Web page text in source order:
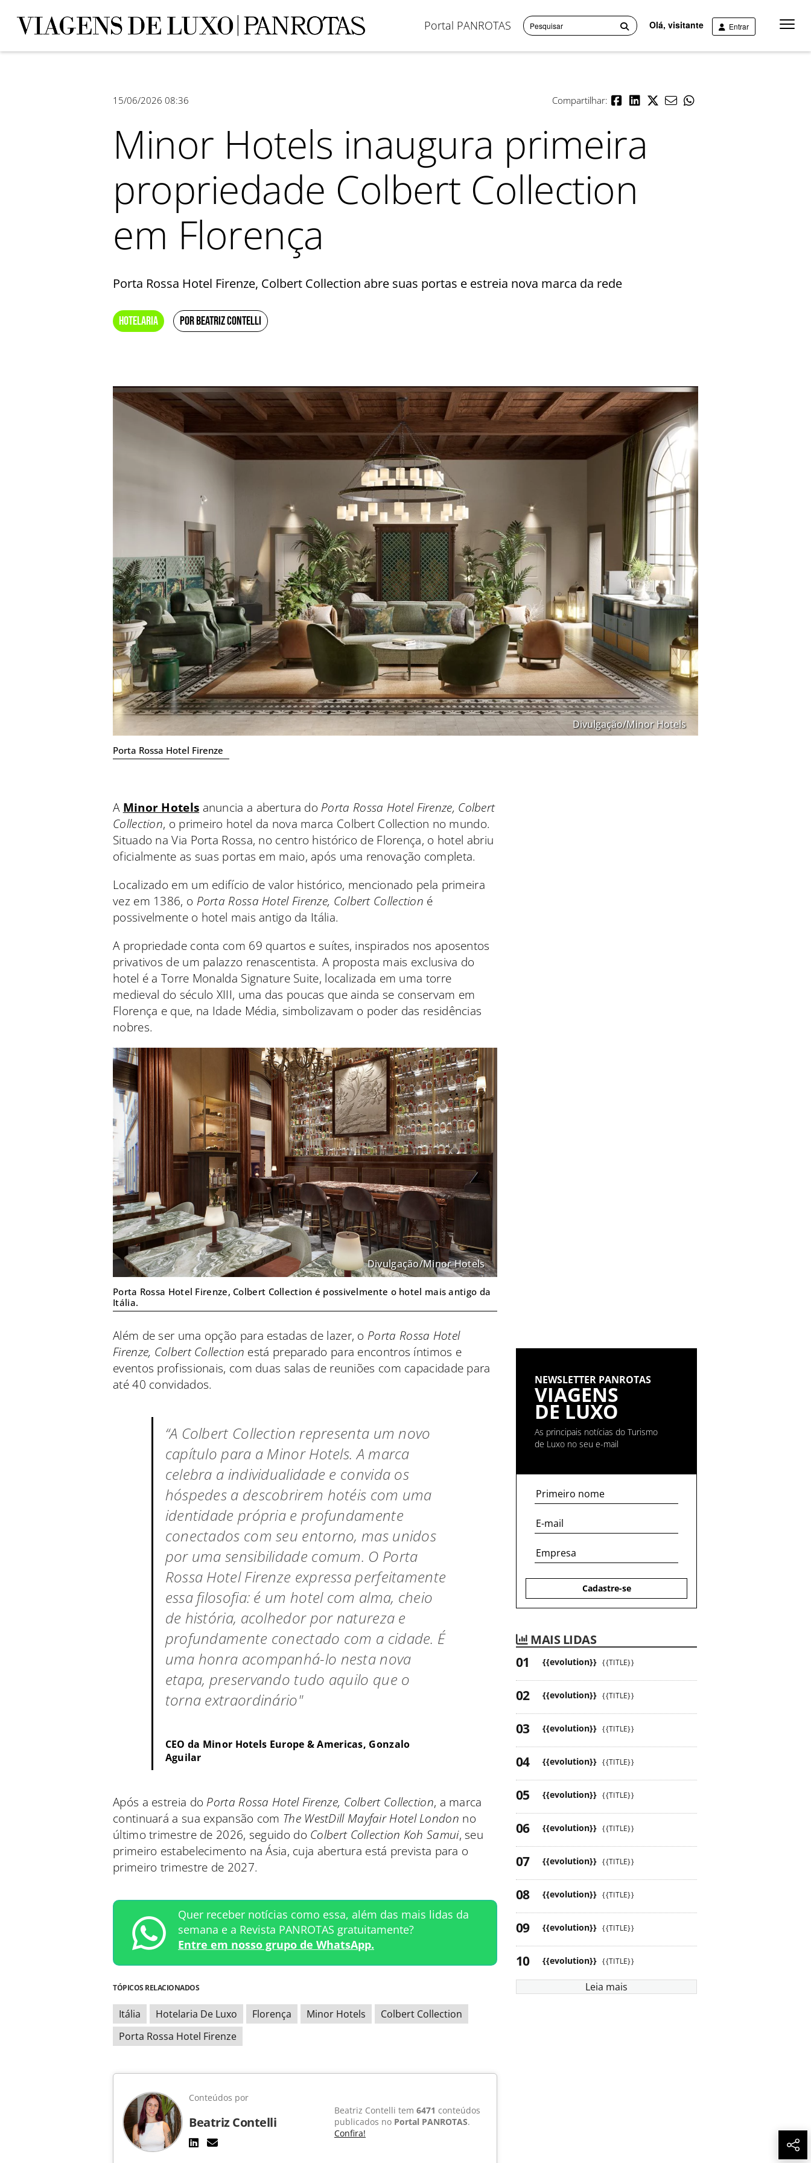
Portal PANROTAS Olá, visitante Entrar
Menu
15/06/2026 08:36 Compartilhar:
Minor Hotels inaugura primeira
propriedade Colbert Collection
em Florença
Porta Rossa Hotel Firenze, Colbert Collection abre suas portas e estreia nova marca da rede
HOTELARIA POR BEATRIZ CONTELLI
Divulgação/Minor Hotels
Porta Rossa Hotel Firenze
A Minor Hotels anuncia a abertura do Porta Rossa Hotel Firenze, Colbert
Collection, o primeiro hotel da nova marca Colbert Collection no mundo.
Situado na Via Porta Rossa, no centro histórico de Florença, o hotel abriu
oficialmente as suas portas em maio, após uma renovação completa.
Localizado em um edifício de valor histórico, mencionado pela primeira
vez em 1386, o Porta Rossa Hotel Firenze, Colbert Collection é
possivelmente o hotel mais antigo da Itália.
A propriedade conta com 69 quartos e suítes, inspirados nos aposentos
privativos de um palazzo renascentista. A proposta mais exclusiva do
hotel é a Torre Monalda Signature Suite, localizada em uma torre
medieval do século XIII, uma das poucas que ainda se conservam em
Florença e que, na Idade Média, simbolizavam o poder das residências
nobres.
Divulgação/Minor Hotels
Porta Rossa Hotel Firenze, Colbert Collection é possivelmente o hotel mais antigo da
Itália.
Além de ser uma opção para estadas de lazer, o Porta Rossa Hotel
Firenze, Colbert Collection está preparado para encontros íntimos e
eventos profissionais, com duas salas de reuniões com capacidade para
até 40 convidados.
“A Colbert Collection representa um novo
capítulo para a Minor Hotels. A marca
celebra a individualidade e convida os
hóspedes a descobrirem hotéis com uma
identidade própria e profundamente
conectados com seu entorno, mas unidos
por uma sensibilidade comum. O Porta
Rossa Hotel Firenze expressa perfeitamente
essa filosofia: é um hotel com alma, cheio
de história, acolhedor por natureza e
profundamente conectado com a cidade. É
uma honra acompanhá-lo nesta nova
etapa, preservando tudo aquilo que o
torna extraordinário"
CEO da Minor Hotels Europe & Americas, Gonzalo
Aguilar
Após a estreia do Porta Rossa Hotel Firenze, Colbert Collection, a marca
continuará a sua expansão com The WestDill Mayfair Hotel London no
último trimestre de 2026, seguido do Colbert Collection Koh Samui, seu
primeiro estabelecimento na Ásia, cuja abertura está prevista para o
primeiro trimestre de 2027.
Quer receber notícias como essa, além das mais lidas da
semana e a Revista PANROTAS gratuitamente?
Entre em nosso grupo de WhatsApp.
TÓPICOS RELACIONADOS
Itália Hotelaria De Luxo Florença Minor Hotels
Colbert Collection
Porta Rossa Hotel Firenze
Conteúdos por
Beatriz Contelli
Beatriz Contelli tem 6471 conteúdos
publicados no Portal PANROTAS.
Confira!
NEWSLETTER PANROTAS
VIAGENS
DE LUXO
As principais notícias do Turismo
de Luxo no seu e-mail
Cadastre-se
MAIS LIDAS
{{evolution}} {{TITLE}}
{{evolution}} {{TITLE}}
{{evolution}} {{TITLE}}
{{evolution}} {{TITLE}}
{{evolution}} {{TITLE}}
{{evolution}} {{TITLE}}
{{evolution}} {{TITLE}}
{{evolution}} {{TITLE}}
{{evolution}} {{TITLE}}
{{evolution}} {{TITLE}}
Leia mais